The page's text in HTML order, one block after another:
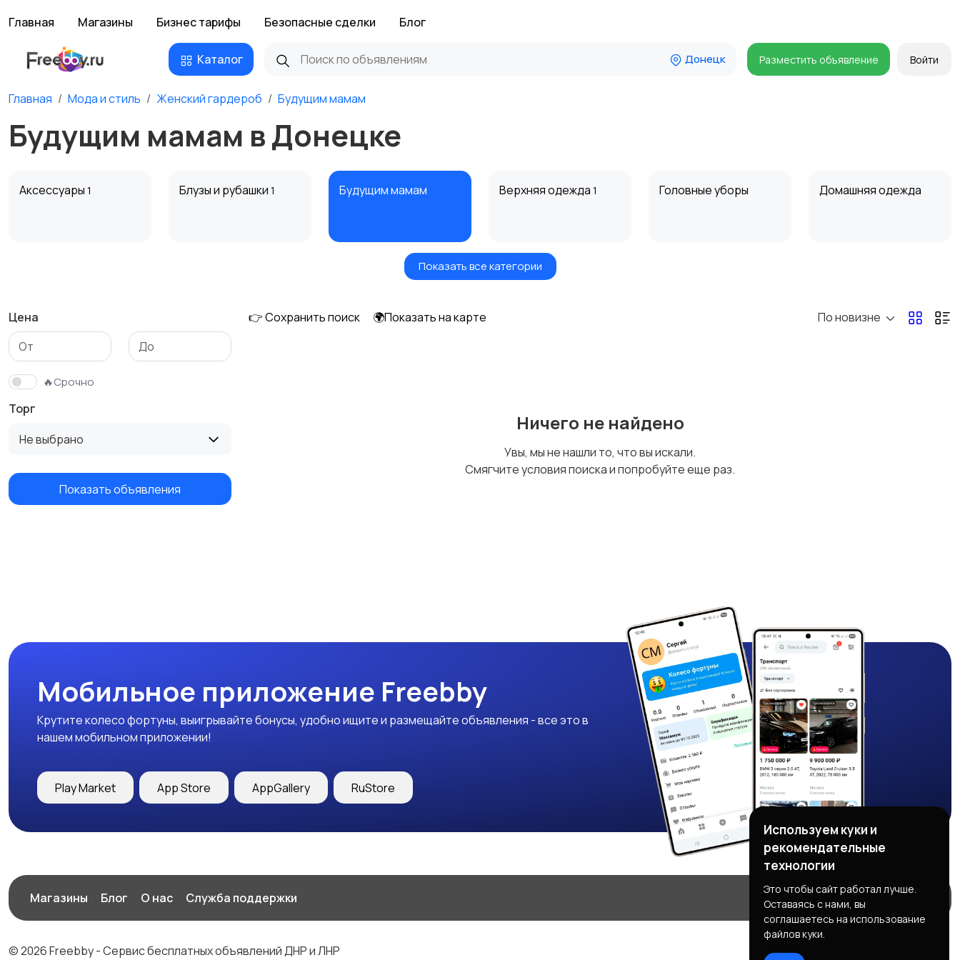
Главная Магазины Бизнес тарифы Безопасные сделки Блог
Каталог Донецк Разместить объявление Войти
Главная Мода и стиль Женский гардероб Будущим мамам
Будущим мамам в Донецке
Аксессуары 1 Блузы и рубашки 1 Будущим мамам Верхняя одежда 1 Головные уборы Домашняя одежда
Нижнее белье Обувь6
Трикотаж Спортивная одежда
Показать все категории
Цена
🔥Срочно
Торг
Не выбрано
Показать объявления
👉 Сохранить поиск 🌍Показать на карте По новизне
Ничего не найдено
Увы, мы не нашли то, что вы искали.
Смягчите условия поиска и попробуйте еще раз.
Мобильное приложение Freebby
Крутите колесо фортуны, выигрывайте бонусы, удобно ищите и размещайте объявления - все это в
нашем мобильном приложении!
Play Market App Store AppGallery RuStore
Магазины Блог О нас Служба поддержки
© 2026 Freebby - Сервис бесплатных объявлений ДНР и ЛНР
Используем куки и
рекомендательные
технологии
Это чтобы сайт работал лучше.
Оставаясь с нами, вы
соглашаетесь на использование
файлов куки.